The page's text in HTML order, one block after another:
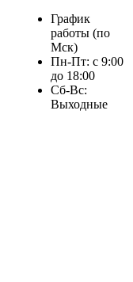
График
работы (по
Мск)
Пн-Пт: с 9:00
до 18:00
Сб-Вс:
Выходные